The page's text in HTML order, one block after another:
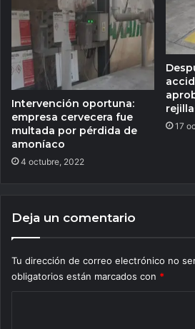
Intervención oportuna:
empresa cervecera fue
multada por pérdida de
amoníaco
4 octubre, 2022
17
Deja un comentario
Tu dirección de correo electrónico no
obligatorios están marcados con *